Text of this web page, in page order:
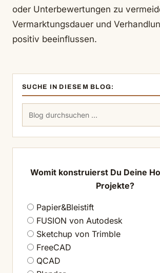
oder Unterbewertungen zu
Vermarktungsdauer und
positiv beeinflussen.
SUCHE IN DIESEM BLOG:
Suchen
Womit konstruierst Du Deine
Projekte?
Papier&Bleistift
FUSION von Autodesk
Sketchup von Trimble
FreeCAD
QCAD